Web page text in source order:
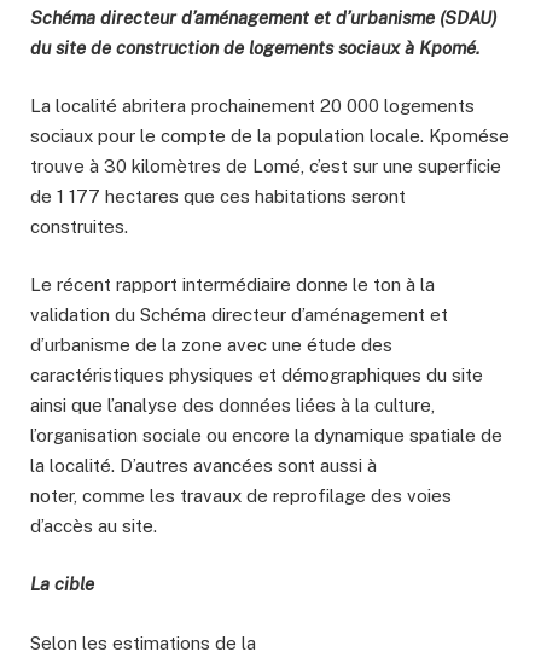
Schéma directeur d’aménagement et d’urbanisme (SDAU)
du site de construction de logements sociaux à Kpomé.
La localité abritera prochainement 20 000 logements
sociaux pour le compte de la population locale. Kpomése
trouve à 30 kilomètres de Lomé, c’est sur une superficie
de 1 177 hectares que ces habitations seront
construites.
Le récent rapport intermédiaire donne le ton à la
validation du Schéma directeur d’aménagement et
d’urbanisme de la zone avec une étude des
caractéristiques physiques et démographiques du site
ainsi que l’analyse des données liées à la culture,
l’organisation sociale ou encore la dynamique spatiale de
la localité. D’autres avancées sont aussi à
noter, comme les travaux de reprofilage des voies
d’accès au site.
La cible
Selon les estimations de la